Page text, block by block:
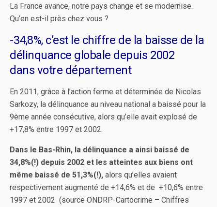
La France avance, notre pays change et se modernise.
Qu’en est-il près chez vous ?
-34,8%, c’est le chiffre de la baisse de la
délinquance globale depuis 2002
dans votre département
En 2011, grâce à l’action ferme et déterminée de Nicolas
Sarkozy, la délinquance au niveau national a baissé pour la
9ème année consécutive, alors qu’elle avait explosé de
+17,8% entre 1997 et 2002.
Dans le Bas-Rhin, la délinquance a ainsi baissé de
34,8%(!) depuis 2002 et les atteintes aux biens ont
même baissé de 51,3%(!), alors qu’elles avaient
respectivement augmenté de +14,6% et de +10,6% entre
1997 et 2002 (source ONDRP-Cartocrime – Chiffres